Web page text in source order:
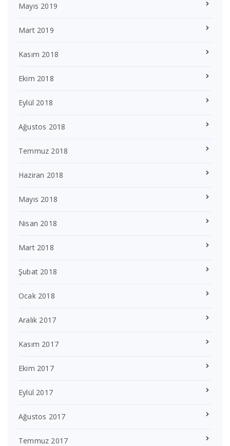
Mayıs 2019
Mart 2019
Kasım 2018
Ekim 2018
Eylül 2018
Ağustos 2018
Temmuz 2018
Haziran 2018
Mayıs 2018
Nisan 2018
Mart 2018
Şubat 2018
Ocak 2018
Aralık 2017
Kasım 2017
Ekim 2017
Eylül 2017
Ağustos 2017
Temmuz 2017